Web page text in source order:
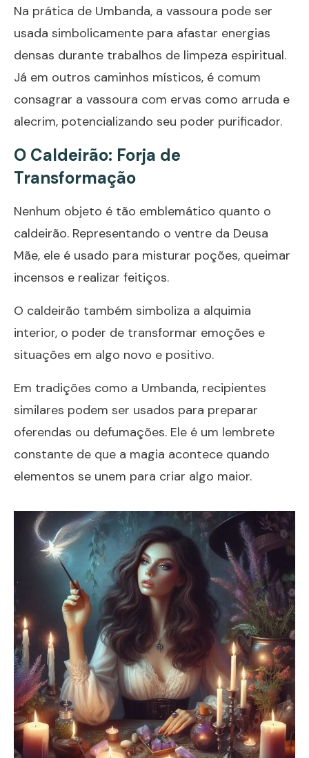
Na prática de Umbanda, a vassoura pode ser
usada simbolicamente para afastar energias
densas durante trabalhos de limpeza espiritual.
Já em outros caminhos místicos, é comum
consagrar a vassoura com ervas como arruda e
alecrim, potencializando seu poder purificador.
O Caldeirão: Forja de
Transformação
Nenhum objeto é tão emblemático quanto o
caldeirão. Representando o ventre da Deusa
Mãe, ele é usado para misturar poções, queimar
incensos e realizar feitiços.
O caldeirão também simboliza a alquimia
interior, o poder de transformar emoções e
situações em algo novo e positivo.
Em tradições como a Umbanda, recipientes
similares podem ser usados para preparar
oferendas ou defumações. Ele é um lembrete
constante de que a magia acontece quando
elementos se unem para criar algo maior.